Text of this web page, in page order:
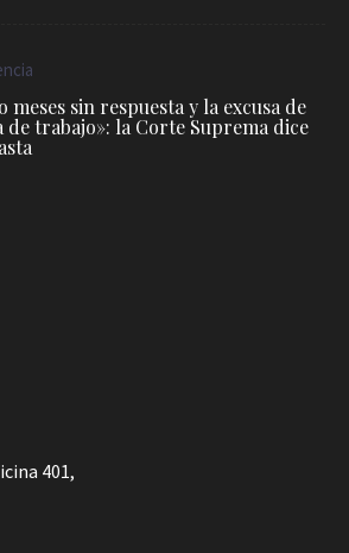
meses sin respuesta y la excusa de
de trabajo»: la Corte Suprema dice
401,